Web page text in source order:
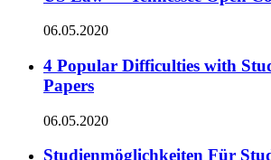
06.05.2020
4 Popular Difficulties with
Papers
06.05.2020
Studienmöglichkeiten Für